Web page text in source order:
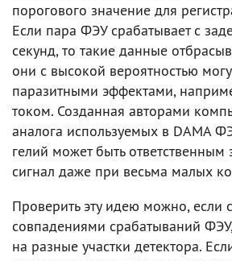
порогового значение для
Если пара ФЭУ срабатывает с
секунд, то такие данные
они с высокой вероятностью
паразитными эффектами,
током. Созданная авторами
аналога используемых в DAMA
гелий может быть
сигнал даже при весьма малых
Проверить эту идею можно, если
совпадениями срабатываний
на разные участки детектора.